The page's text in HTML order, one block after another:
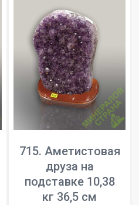
715. Аметистовая
друза на
подставке 10,38
кг 36,5 см